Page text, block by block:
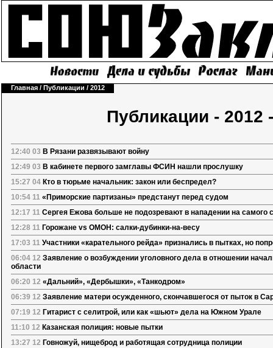
Главная / Публикации / 2012
Публикации - 2012
12:40 03 В Рязани развязывают войну
12:49 03 В кабинете первого замглавы ФСИН нашли прослушку
15:27 04 Кто в тюрьме начальник: закон или беспредел?
10:54 11 «Приморские партизаны» предстанут перед судом
12:17 11 Сергея Ежова больше не подозревают в нападении на самого
12:28 11 Горожане vs ОМОН: салки-дубинки-на-весу
17:03 11 Участники «карательного рейда» признались в пытках, но
06:04 12 Заявление о возбуждении уголовного дела в отношении
области
06:20 12 «Дальний», «Дербышки», «Танкодром»
06:39 12 Заявление матери осужденного, скончавшегося от пыток в
07:19 12 Гитарист с селитрой, или как «шьют» дела на Южном Урале
11:10 12 Казанская полиция: новые пытки
13:27 12 Говножуй, нищеброд и работящая сотрудница полиции